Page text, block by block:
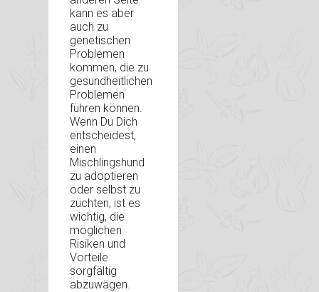
kann es aber
auch zu
genetischen
Problemen
kommen, die zu
gesundheitlichen
Problemen
führen können.
Wenn Du Dich
entscheidest,
einen
Mischlingshund
zu adoptieren
oder selbst zu
züchten, ist es
wichtig, die
möglichen
Risiken und
Vorteile
sorgfältig
abzuwägen.